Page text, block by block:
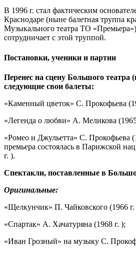
В 1996 г. стал фактическим
Краснодаре (ныне балетная труппа
Музыкального театра ТО
сотрудничает с этой труппой.
Постановки, ученики и партии
Перенес на сцену Большого театра
следующие свои балеты:
«Каменный цветок» С. Прокофьева
«Легенда о любви» А. Меликова
«Ромео и Джульетта» С. Прокофьева
премьера состоялась в Парижской
г. ).
Спектакли, поставленные в
Оригинальные:
«Щелкунчик» П. Чайковского (1966 г.
«Спартак» А. Хачатуряна (1968 г. );
«Иван Грозный» на музыку С.